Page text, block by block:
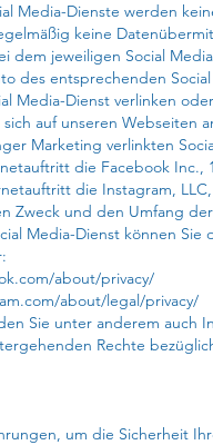
Media-Dienste werden
keine
dem jeweiligen Social
des entsprechenden
Media-Dienst verlinken
auf unseren Webseiten
Marketing verlinkten
die Facebook Inc.,
die Instagram,
Zweck und den Umfang
Media-Dienst können
about/privacy/
about/legal/privacy/
Sie unter anderem auch
Rechte
um die Sicherheit